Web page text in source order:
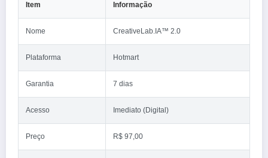
Item Informação
Nome CreativeLab.IA™ 2.0
Plataforma Hotmart
Garantia 7 dias
Acesso Imediato (Digital)
Preço R$ 97,00